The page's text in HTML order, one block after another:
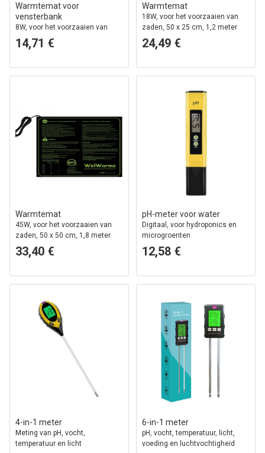
Warmtemat voor
vensterbank
8W, voor het voorzaaien van
zaden, 10 x 52,5 cm, 1,8 meter
snoer
14,71 €
Warmtemat
18W, voor het voorzaaien van
zaden, 50 x 25 cm, 1,2 meter
kabel
24,49 €
Warmtemat
45W, voor het voorzaaien van
zaden, 50 x 50 cm, 1,8 meter
kabel
33,40 €
pH-meter voor water
Digitaal, voor hydroponics en
microgroenten
12,58 €
4-in-1 meter
Meting van pH, vocht,
temperatuur en licht
6-in-1 meter
pH, vocht, temperatuur, licht,
voeding en luchtvochtigheid